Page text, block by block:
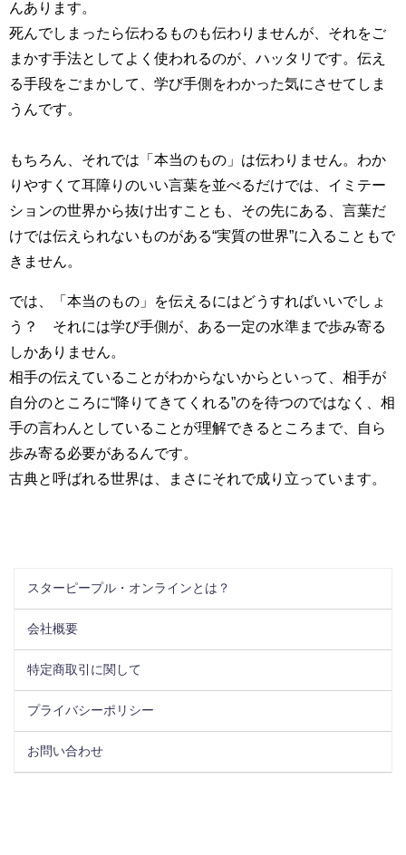
んあります。
死んでしまったら伝わるものも伝わりませんが、それをご
まかす手法としてよく使われるのが、ハッタリです。伝え
る手段をごまかして、学び手側をわかった気にさせてしま
うんです。
もちろん、それでは「本当のもの」は伝わりません。わか
りやすくて耳障りのいい言葉を並べるだけでは、イミテー
ションの世界から抜け出すことも、その先にある、言葉だ
けでは伝えられないものがある“実質の世界”に入ることもで
きません。
では、「本当のもの」を伝えるにはどうすればいいでしょ
う？ それには学び手側が、ある一定の水準まで歩み寄る
しかありません。
相手の伝えていることがわからないからといって、相手が
自分のところに“降りてきてくれる”のを待つのではなく、相
手の言わんとしていることが理解できるところまで、自ら
歩み寄る必要があるんです。
古典と呼ばれる世界は、まさにそれで成り立っています。
スターピープル・オンラインとは？
会社概要
特定商取引に関して
プライバシーポリシー
お問い合わせ